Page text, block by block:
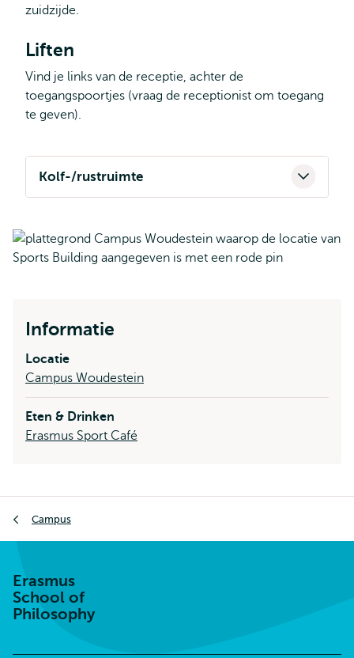
zuidzijde.
Liften
Vind je links van de receptie, achter de
toegangspoortjes (vraag de receptionist om toegang
te geven).
Kolf-/rustruimte
Informatie
Locatie
Campus Woudestein
Eten & Drinken
Erasmus Sport Café
Campus
Erasmus
School of
Philosophy